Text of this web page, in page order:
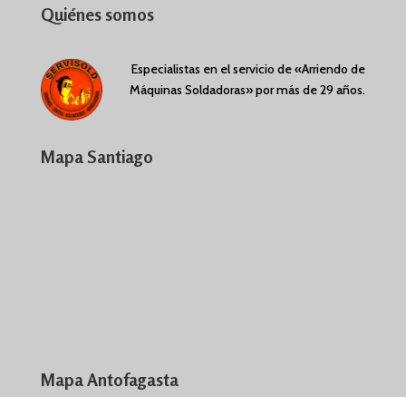
Quiénes somos
Especialistas en el servicio de «Arriendo de
Máquinas Soldadoras» por más de 29 años.
Mapa Santiago
Mapa Antofagasta